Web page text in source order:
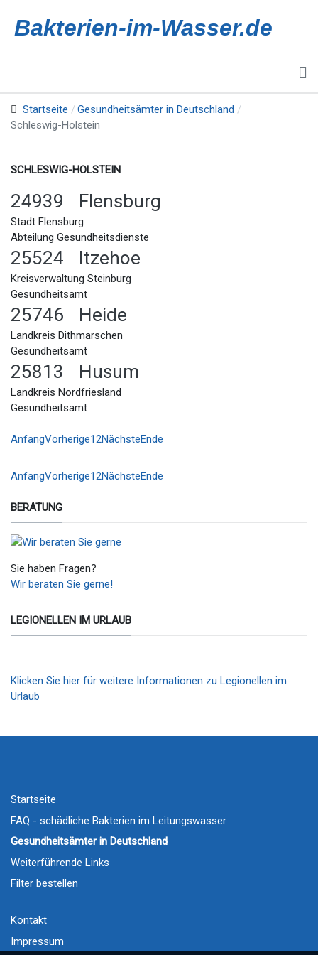
Bakterien-im-Wasser.de
Startseite
Gesundheitsämter in Deutschland
Schleswig-Holstein
SCHLESWIG-HOLSTEIN
24939 Flensburg
Stadt Flensburg
Abteilung Gesundheitsdienste
25524 Itzehoe
Kreisverwaltung Steinburg
Gesundheitsamt
25746 Heide
Landkreis Dithmarschen
Gesundheitsamt
25813 Husum
Landkreis Nordfriesland
Gesundheitsamt
AnfangVorherige12NächsteEnde
AnfangVorherige12NächsteEnde
BERATUNG
Sie haben Fragen?
Wir beraten Sie gerne!
LEGIONELLEN IM URLAUB
Klicken Sie hier für weitere Informationen zu Legionellen im
Urlaub
Startseite
FAQ - schädliche Bakterien im Leitungswasser
Gesundheitsämter in Deutschland
Weiterführende Links
Filter bestellen
Kontakt
Impressum